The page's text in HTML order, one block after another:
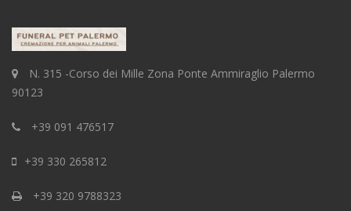
N. 315 -Corso dei Mille Zona Ponte Ammiraglio Palermo
90123
+39 091 476517
+39 330 265812
+39 320 9788323